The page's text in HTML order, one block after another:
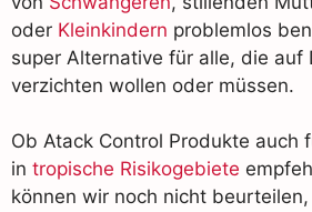
oder Kleinkindern problemlos
super Alternative für alle, die auf
verzichten wollen oder müssen.
Ob Atack Control Produkte auch
in tropische Risikogebiete
können wir noch nicht